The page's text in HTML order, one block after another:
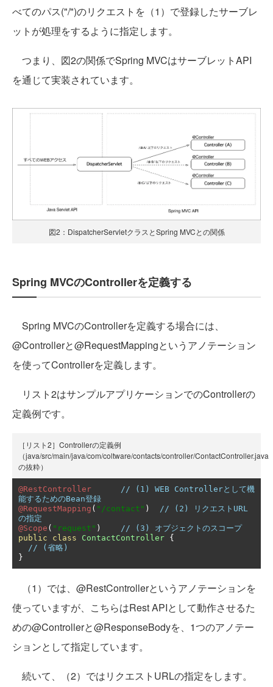
べてのパス("/")のリクエストを（1）で登録したサーブレ
ットが処理をするように指定します。
つまり、図2の関係でSpring MVCはサーブレットAPI
を通じて実装されています。
図2：DispatcherServletクラスとSpring MVCとの関係
Spring MVCのControllerを定義する
Spring MVCのControllerを定義する場合には、
@Controllerと@RequestMappingというアノテーション
を使ってControllerを定義します。
リスト2はサンプルアプリケーションでのControllerの
定義例です。
［リスト2］Controllerの定義例
（java/src/main/java/com/coltware/contacts/controller/ContactController.java
の抜粋）
@RestController
// (1) WEB Controllerとして機
能するためのBean登録
@RequestMapping ( "/contact" )
// (2) リクエストURL
の指定
@Scope ( "request" )
// (3) オブジェクトのスコープ
public
class ContactController {
// (省略)
}
（1）では、@RestControllerというアノテーションを
使っていますが、こちらはRest APIとして動作させるた
めの@Controllerと@ResponseBodyを、1つのアノテー
ションとして指定しています。
続いて、（2）ではリクエストURLの指定をします。